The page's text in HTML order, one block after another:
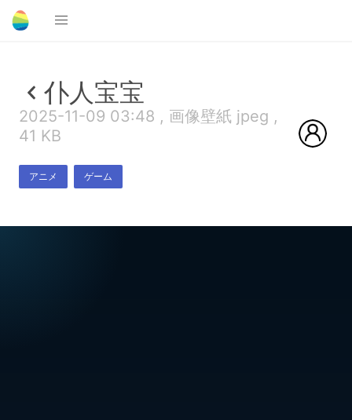
仆人宝宝
2025-11-09 03:48 , 画像壁紙 jpeg ,
41 KB
アニメ ゲーム